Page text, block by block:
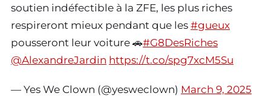
soutien indéfectible à la ZFE, les plus riches
respireront mieux pendant que les #gueux
pousseront leur voiture 🚗#G8DesRiches
@AlexandreJardin https://t.co/spg7xcM5Su
— Yes We Clown (@yesweclown) March 9, 2025